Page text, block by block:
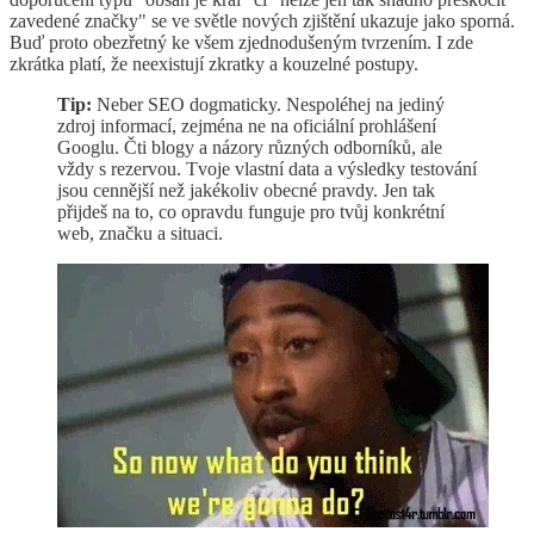
zavedené značky" se ve světle nových zjištění ukazuje jako sporná.
Buď proto obezřetný ke všem zjednodušeným tvrzením. I zde
zkrátka platí, že neexistují zkratky a kouzelné postupy.
Tip: Neber SEO dogmaticky. Nespoléhej na jediný
zdroj informací, zejména ne na oficiální prohlášení
Googlu. Čti blogy a názory různých odborníků, ale
vždy s rezervou. Tvoje vlastní data a výsledky testování
jsou cennější než jakékoliv obecné pravdy. Jen tak
přijdeš na to, co opravdu funguje pro tvůj konkrétní
web, značku a situaci.